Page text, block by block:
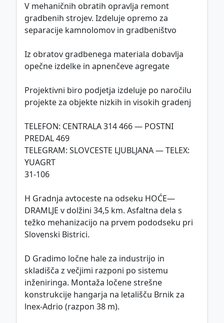
V mehaničnih obratih opravlja remont
gradbenih strojev. Izdeluje opremo za
separacije kamnolomov in gradbeništvo
Iz obratov gradbenega materiala dobavlja
opečne izdelke in apnenčeve agregate
Projektivni biro podjetja izdeluje po naročilu
projekte za objekte nizkih in visokih gradenj
TELEFON: CENTRALA 314 466 — POSTNI
PREDAL 469
TELEGRAM: SLOVCESTE LJUBLJANA — TELEX:
YUAGRT
31-106
H Gradnja avtoceste na odseku HOĆE—
DRAMLJE v dolžini 34,5 km. Asfaltna dela s
težko mehanizacijo na prvem pododseku pri
Slovenski Bistrici.
D Gradimo ločne hale za industrijo in
skladišča z večjimi razponi po sistemu
inženiringa. Montaža ločene strešne
konstrukcije hangarja na letališču Brnik za
lnex-Adrio (razpon 38 m).